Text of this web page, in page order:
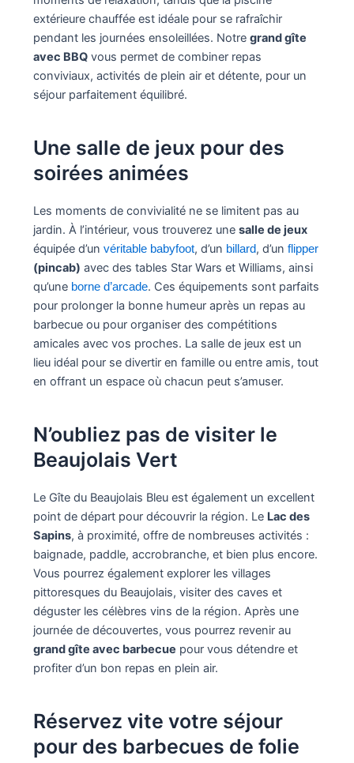
extérieure chauffée est idéale pour se rafraîchir
pendant les journées ensoleillées. Notre grand gîte
avec BBQvous permet de combiner repas
conviviaux, activités de plein air et détente, pour un
séjour parfaitement équilibré.
Une salle de jeux pour des
soirées animées
Les moments de convivialité ne se limitent pas au
jardin. À l’intérieur, vous trouverez une salle de jeux
équipée d’un véritable babyfoot, d’un billard, d’un flipper
(pincab) avec des tables Star Wars et Williams, ainsi
qu’une borne d’arcade. Ces équipements sont parfaits
pour prolonger la bonne humeur après un repas au
barbecue ou pour organiser des compétitions
amicales avec vos proches. La salle de jeux est un
lieu idéal pour se divertir en famille ou entre amis, tout
en offrant un espace où chacun peut s’amuser.
N’oubliez pas de visiter le
Beaujolais Vert
Le Gîte du Beaujolais Bleu est également un excellent
point de départ pour découvrir la région. Le Lac des
Sapins, à proximité, offre de nombreuses activités :
baignade, paddle, accrobranche, et bien plus encore.
Vous pourrez également explorer les villages
pittoresques du Beaujolais, visiter des caves et
déguster les célèbres vins de la région. Après une
journée de découvertes, vous pourrez revenir au
grand gîte avec barbecue pour vous détendre et
profiter d’un bon repas en plein air.
Réservez vite votre séjour
pour des barbecues de folie